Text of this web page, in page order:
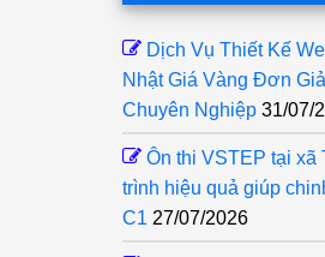
Dịch Vụ Thiết Kế
Nhật Giá Vàng Đơn
Chuyên Nghiệp 31/07/
Ôn thi VSTEP tại xã
trình hiệu quả giúp
C1 27/07/2026